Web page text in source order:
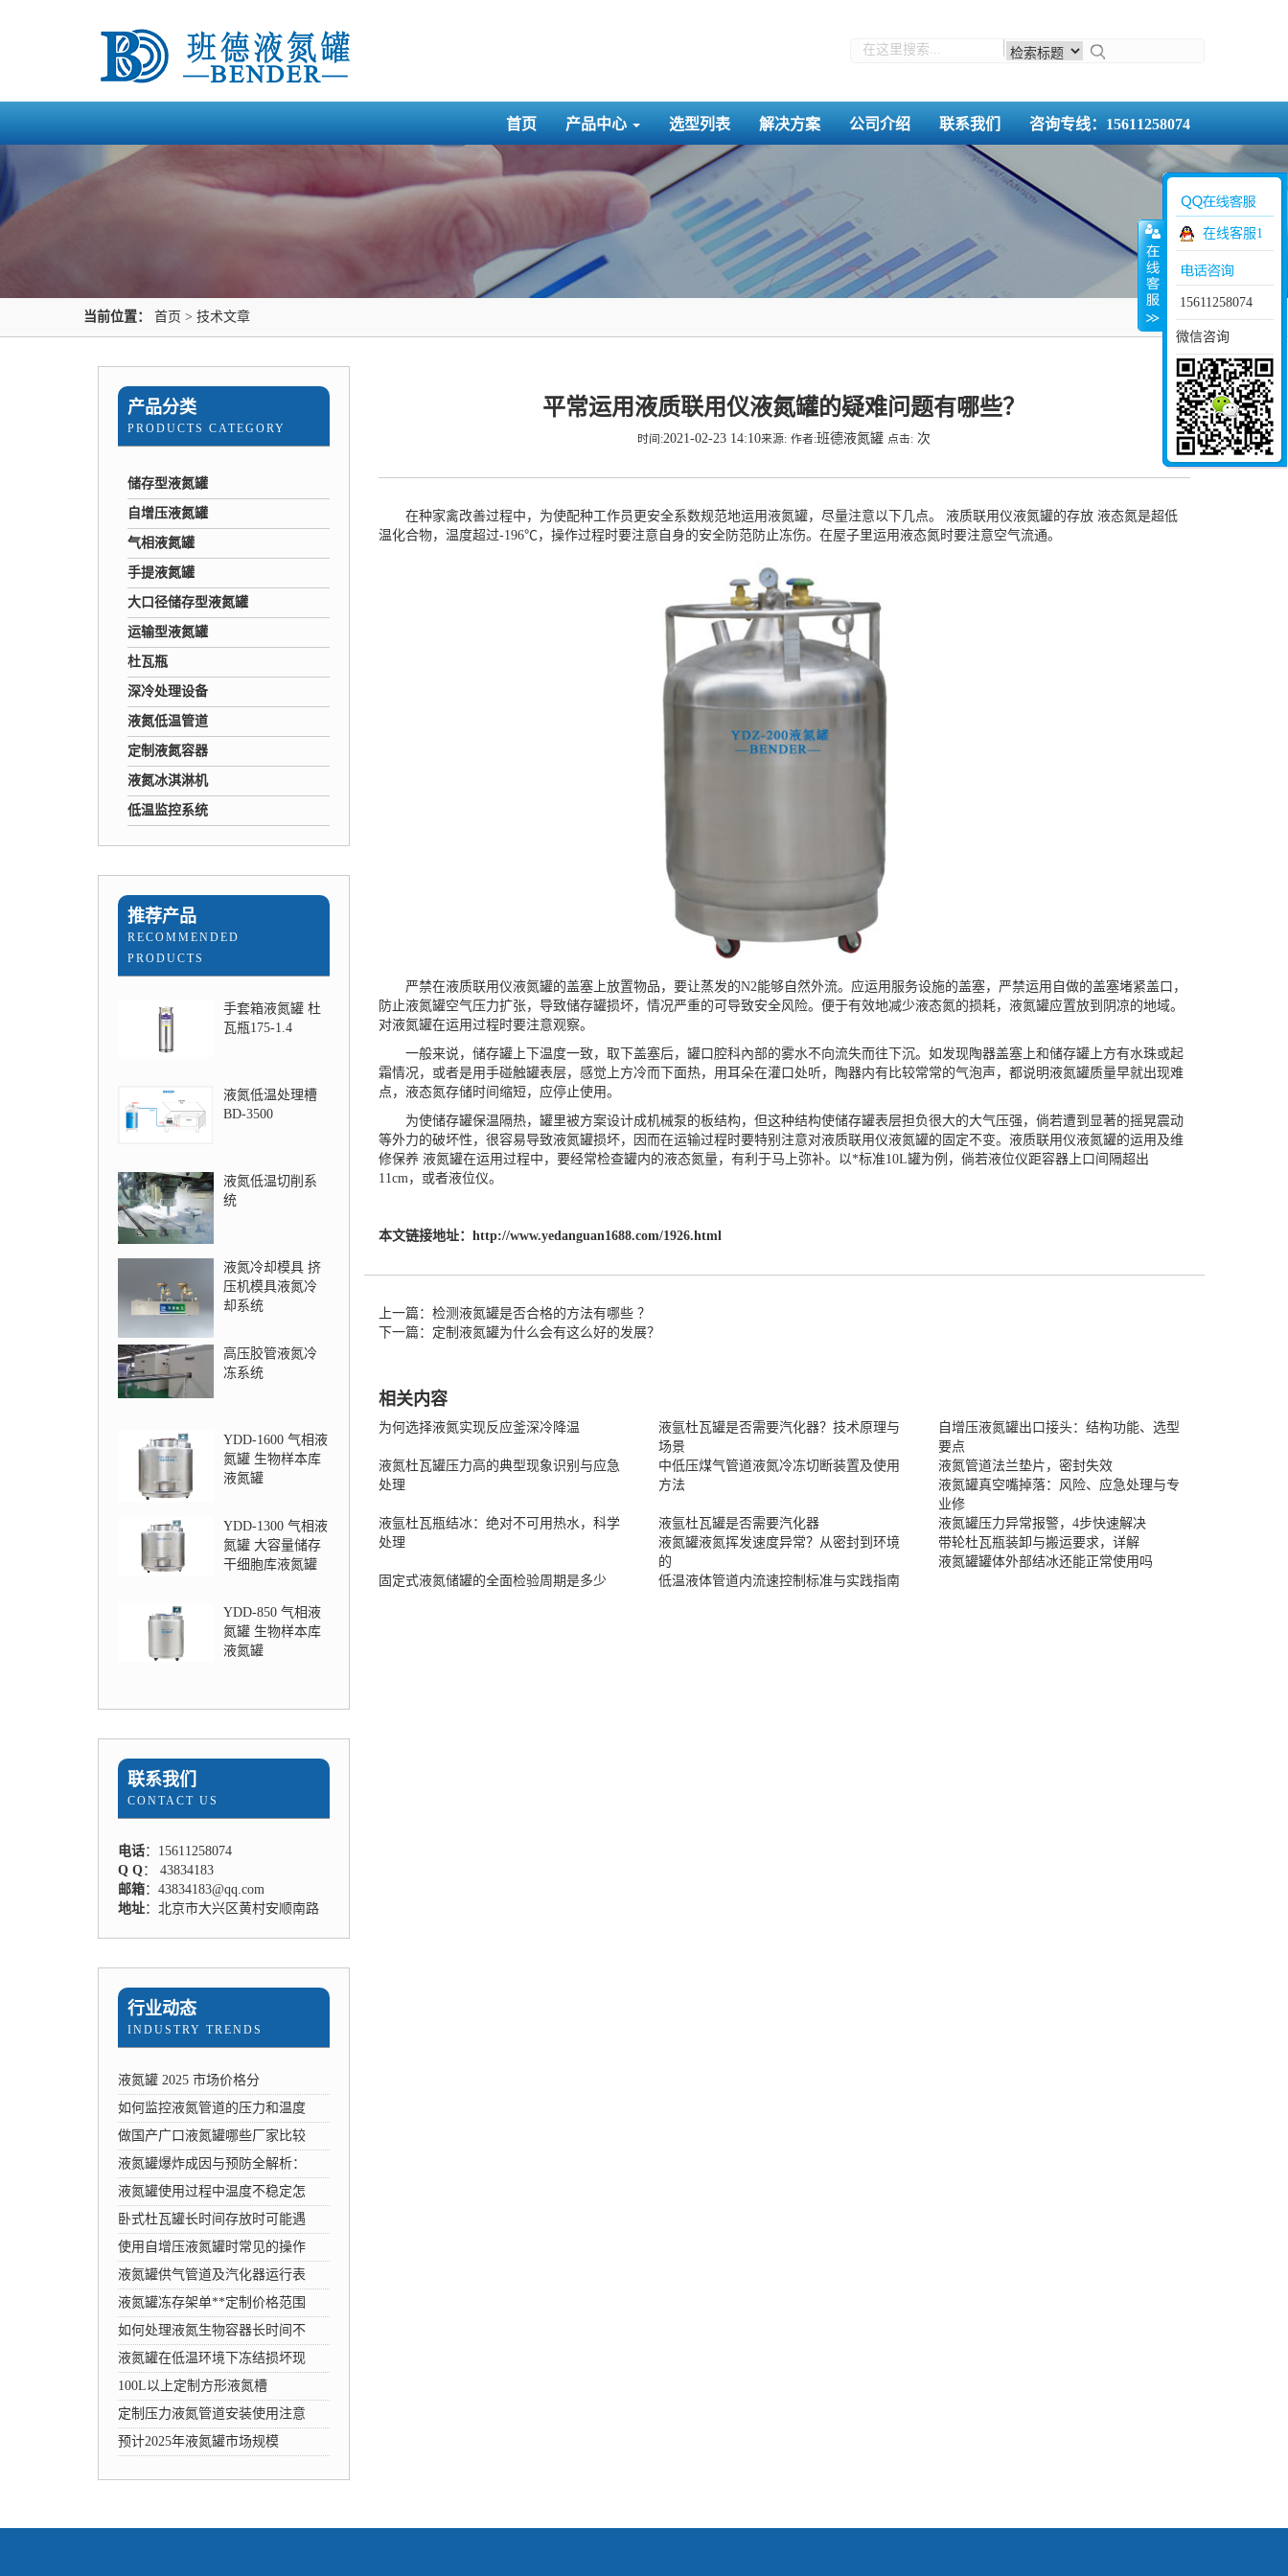
首页 产品中心 选型列表 解决方案 公司介绍 联系我们 咨询专线：15611258074
当前位置： 首页 > 技术文章
产品分类
PRODUCTS CATEGORY
储存型液氮罐
自增压液氮罐
气相液氮罐
手提液氮罐
大口径储存型液氮罐
运输型液氮罐
杜瓦瓶
深冷处理设备
液氮低温管道
定制液氮容器
液氮冰淇淋机
低温监控系统
推荐产品
RECOMMENDED
PRODUCTS
手套箱液氮罐 杜
瓦瓶175-1.4
液氮低温处理槽
BD-3500
液氮低温切削系
统
液氮冷却模具 挤
压机模具液氮冷
却系统
高压胶管液氮冷
冻系统
YDD-1600 气相液
氮罐 生物样本库
液氮罐
YDD-1300 气相液
氮罐 大容量储存
干细胞库液氮罐
YDD-850 气相液
氮罐 生物样本库
液氮罐
联系我们
CONTACT US
电话：15611258074
Q Q： 43834183
邮箱：43834183@qq.com
地址：北京市大兴区黄村安顺南路
行业动态
INDUSTRY TRENDS
液氮罐 2025 市场价格分
如何监控液氮管道的压力和温度
做国产广口液氮罐哪些厂家比较
液氮罐爆炸成因与预防全解析：
液氮罐使用过程中温度不稳定怎
卧式杜瓦罐长时间存放时可能遇
使用自增压液氮罐时常见的操作
液氮罐供气管道及汽化器运行表
液氮罐冻存架单**定制价格范围
如何处理液氮生物容器长时间不
液氮罐在低温环境下冻结损坏现
100L以上定制方形液氮槽
定制压力液氮管道安装使用注意
预计2025年液氮罐市场规模
平常运用液质联用仪液氮罐的疑难问题有哪些？
时间:2021-02-23 14:10来源: 作者:班德液氮罐 点击: 次
在种家禽改善过程中，为使配种工作员更安全系数规范地运用液氮罐，尽量注意以下几点。 液质联用仪液氮罐的存放 液态氮是超低
温化合物，温度超过-196℃，操作过程时要注意自身的安全防范防止冻伤。在屋子里运用液态氮时要注意空气流通。
严禁在液质联用仪液氮罐的盖塞上放置物品，要让蒸发的N2能够自然外流。应运用服务设施的盖塞，严禁运用自做的盖塞堵紧盖口，
防止液氮罐空气压力扩张，导致储存罐损坏，情况严重的可导致安全风险。便于有效地减少液态氮的损耗，液氮罐应置放到阴凉的地域。
对液氮罐在运用过程时要注意观察。
一般来说，储存罐上下温度一致，取下盖塞后，罐口腔科內部的雾水不向流失而往下沉。如发现陶器盖塞上和储存罐上方有水珠或起
霜情况，或者是用手碰触罐表层，感觉上方冷而下面热，用耳朵在灌口处听，陶器内有比较常常的气泡声，都说明液氮罐质量早就出现难
点，液态氮存储时间缩短，应停止使用。
为使储存罐保温隔热，罐里被方案设计成机械泵的板结构，但这种结构使储存罐表层担负很大的大气压强，倘若遭到显著的摇晃震动
等外力的破坏性，很容易导致液氮罐损坏，因而在运输过程时要特别注意对液质联用仪液氮罐的固定不变。液质联用仪液氮罐的运用及维
修保养 液氮罐在运用过程中，要经常检查罐内的液态氮量，有利于马上弥补。以*标准10L罐为例，倘若液位仪距容器上口间隔超出
11cm，或者液位仪。
本文链接地址： http://www.yedanguan1688.com/1926.html
上一篇：检测液氮罐是否合格的方法有哪些 ？
下一篇：定制液氮罐为什么会有这么好的发展？
相关内容
为何选择液氮实现反应釜深冷降温
液氩杜瓦罐是否需要汽化器？技术原理与
场景
自增压液氮罐出口接头：结构功能、选型
要点
液氮杜瓦罐压力高的典型现象识别与应急
处理
中低压煤气管道液氮冷冻切断装置及使用
方法
液氮管道法兰垫片，密封失效
液氮罐真空嘴掉落：风险、应急处理与专
业修
液氩杜瓦瓶结冰：绝对不可用热水，科学
处理
液氩杜瓦罐是否需要汽化器
液氮罐压力异常报警，4步快速解决
液氮罐液氮挥发速度异常？从密封到环境
的
带轮杜瓦瓶装卸与搬运要求，详解
液氮罐罐体外部结冰还能正常使用吗
固定式液氮储罐的全面检验周期是多少
低温液体管道内流速控制标准与实践指南
在线客服1
15611258074
微信咨询